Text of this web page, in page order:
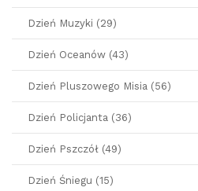
Dzień Muzyki (29)
Dzień Oceanów (43)
Dzień Pluszowego Misia (56)
Dzień Policjanta (36)
Dzień Pszczół (49)
Dzień Śniegu (15)